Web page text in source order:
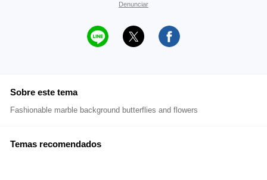
Denunciar
Sobre este tema
Fashionable marble background butterflies and flowers
Temas recomendados